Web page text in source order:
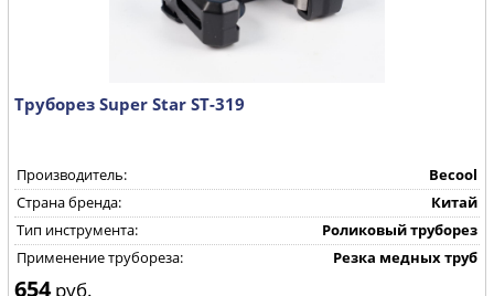
Труборез Super Star ST-319
Производитель:
Becool
Страна бренда:
Китай
Тип инструмента:
Роликовый труборез
Применение трубореза:
Резка медных труб
654руб.